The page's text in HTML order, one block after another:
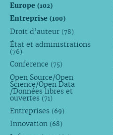
Europe (102)
Entreprise (100)
Droit d’auteur (78)
État et administrations
(76)
Conference (75)
Open Source/Open
Science/Open Data
/Données libres et
ouvertes (71)
Entreprises (69)
Innovation (68)